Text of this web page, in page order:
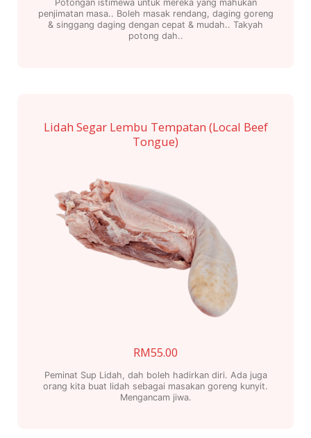
Potongan istimewa untuk mereka yang mahukan
penjimatan masa.. Boleh masak rendang, daging goreng
& singgang daging dengan cepat & mudah.. Takyah
potong dah..
Lidah Segar Lembu Tempatan (Local Beef
Tongue)
RM55.00
Peminat Sup Lidah, dah boleh hadirkan diri. Ada juga
orang kita buat lidah sebagai masakan goreng kunyit.
Mengancam jiwa.